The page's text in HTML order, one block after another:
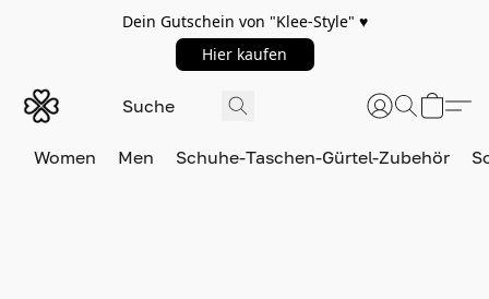
Dein Gutschein von "Klee-Style" ♥️
Hier kaufen
Women Men Schuhe-Taschen-Gürtel-Zubehör